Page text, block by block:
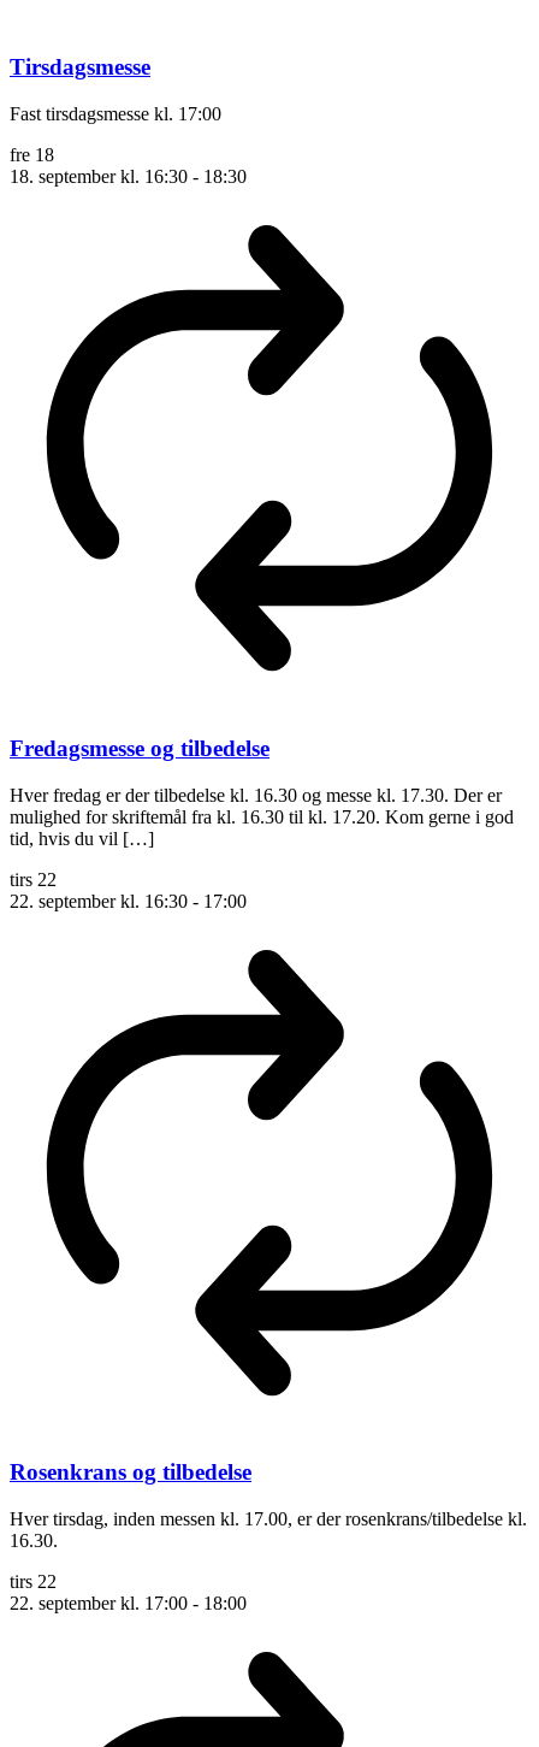
Tirsdagsmesse
Fast tirsdagsmesse kl. 17:00
fre 18
18. september kl. 16:30 - 18:30
Fredagsmesse og tilbedelse
Hver fredag er der tilbedelse kl. 16.30 og messe kl. 17.30. Der er
mulighed for skriftemål fra kl. 16.30 til kl. 17.20. Kom gerne i god
tid, hvis du vil […]
tirs 22
22. september kl. 16:30 - 17:00
Rosenkrans og tilbedelse
Hver tirsdag, inden messen kl. 17.00, er der rosenkrans/tilbedelse kl.
16.30.
tirs 22
22. september kl. 17:00 - 18:00